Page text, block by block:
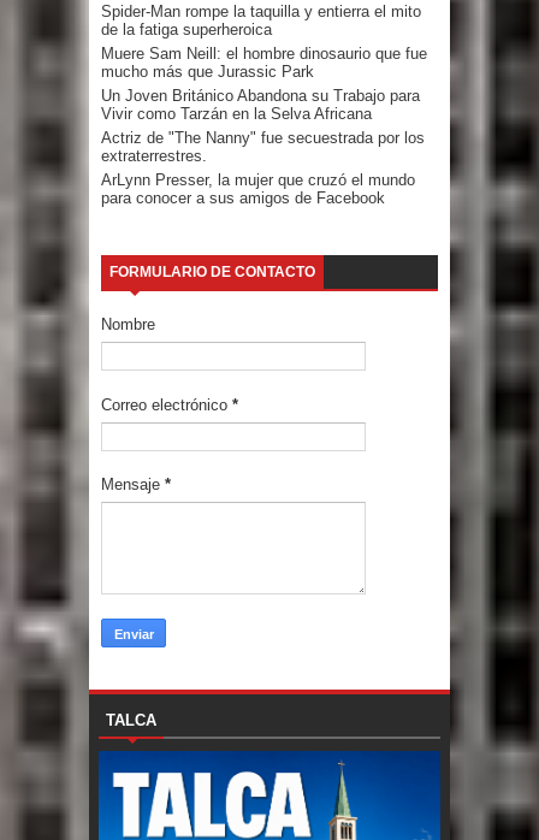
Spider-Man rompe la taquilla y entierra el mito
de la fatiga superheroica
Muere Sam Neill: el hombre dinosaurio que fue
mucho más que Jurassic Park
Un Joven Británico Abandona su Trabajo para
Vivir como Tarzán en la Selva Africana
Actriz de "The Nanny" fue secuestrada por los
extraterrestres.
ArLynn Presser, la mujer que cruzó el mundo
para conocer a sus amigos de Facebook
FORMULARIO DE CONTACTO
Nombre
Correo electrónico *
Mensaje *
TALCA